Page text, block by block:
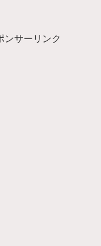
ンサーリンク